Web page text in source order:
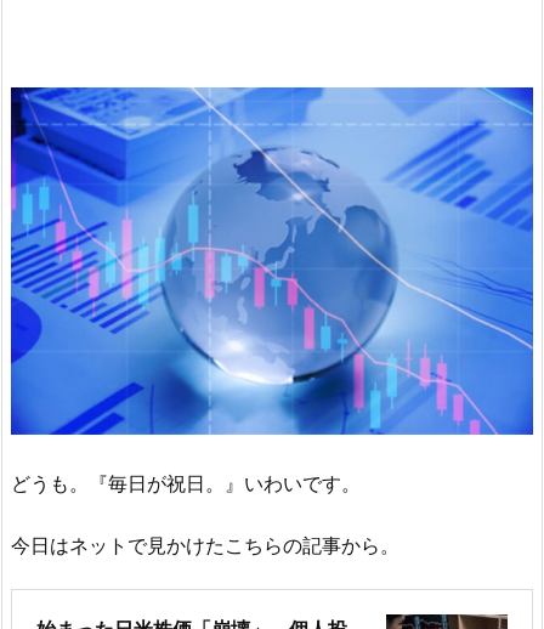
どうも。『毎日が祝日。』いわいです。
今日はネットで見かけたこちらの記事から。